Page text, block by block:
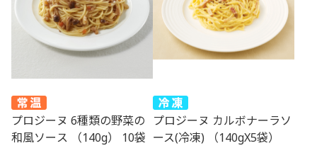
プロジーヌ 6種類の野菜の
和風ソース （140g） 10袋
プロジーヌ カルボナーラソ
ース(冷凍) （140gX5袋）